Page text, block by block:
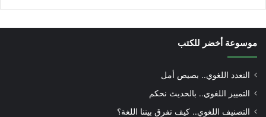
موسوعة أخضر للكتب
التعدد اللغوي.. بصيص أمل
التمييز اللغوي.. بالحديث نحكم
التصنيف اللغوي.. كيف تفرق بيننا اللغة؟